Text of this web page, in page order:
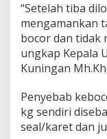
“Setelah tiba
mengamankan
bocor dan tidak
ungkap Kepala
Kuningan
Penyebab
kg sendiri
seal/karet dan